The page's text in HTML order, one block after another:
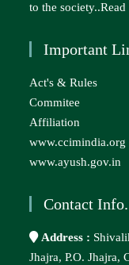
to the society..
Important
Act's & Rules
Commitee
Affiliation
www.ccimindia.org
www.ayush.gov.in
Contact Info.
Address :
Jhajra, P.O. Jhajra,